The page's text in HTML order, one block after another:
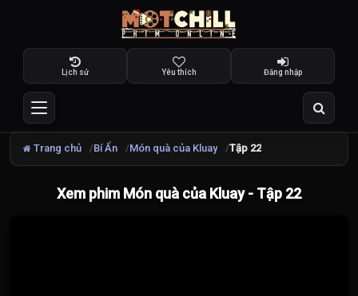
Lịch sử Yêu thích Đăng nhập
Trang chủ Bí Ẩn Món quà của Kluay Tập 22
Xem phim Món quà của Kluay - Tập 22